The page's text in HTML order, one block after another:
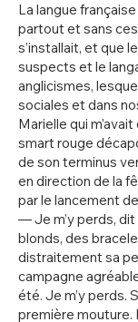
La langue
partout et sans
s’installait, et que
suspects et le
anglicismes,
sociales et dans
Marielle qui
smart rouge
de son terminus
en direction de la
par le lancement
— Je m’y perds,
blonds, des
distraitement sa
campagne
été. Je m’y perds.
première mouture.